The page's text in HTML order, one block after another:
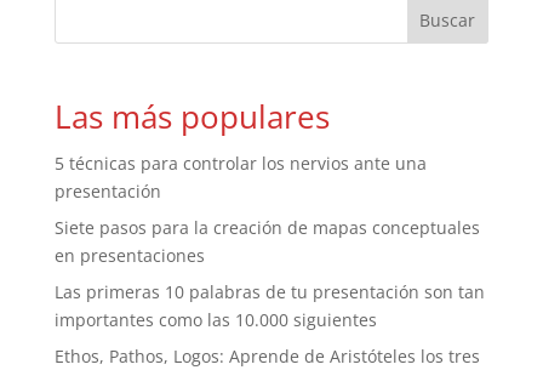
Las más populares
5 técnicas para controlar los nervios ante una
presentación
Siete pasos para la creación de mapas conceptuales
en presentaciones
Las primeras 10 palabras de tu presentación son tan
importantes como las 10.000 siguientes
Ethos, Pathos, Logos: Aprende de Aristóteles los tres